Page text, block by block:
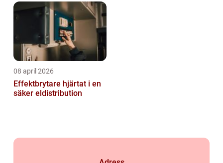
08 april 2026
Effektbrytare hjärtat i en
säker eldistribution